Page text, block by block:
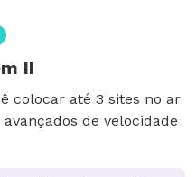
II
colocar até 3 sites no ar
de velocidade